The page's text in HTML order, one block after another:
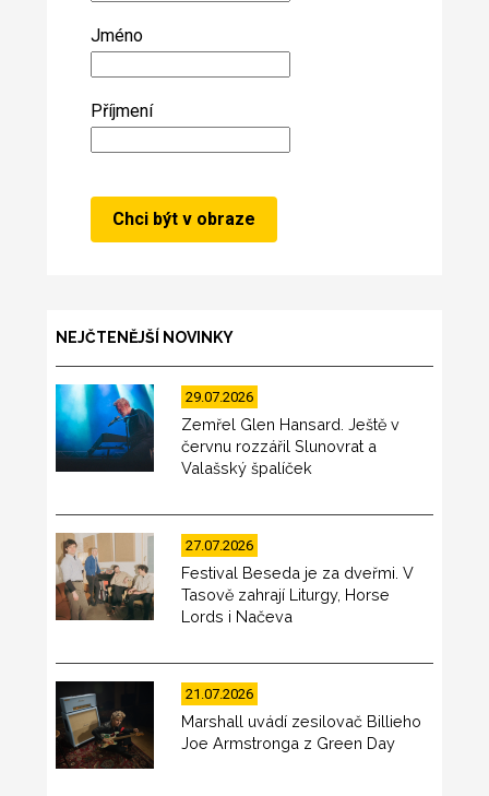
Jméno
Příjmení
NEJČTENĚJŠÍ NOVINKY
29.07.2026
Zemřel Glen Hansard. Ještě v
červnu rozzářil Slunovrat a
Valašský špalíček
27.07.2026
Festival Beseda je za dveřmi. V
Tasově zahrají Liturgy, Horse
Lords i Načeva
21.07.2026
Marshall uvádí zesilovač Billieho
Joe Armstronga z Green Day